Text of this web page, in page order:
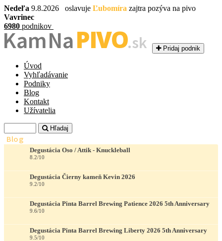
Nedeľa 9.8.2026 oslavuje Ľubomíra zajtra pozýva na pivo
Vavrinec
6980 podnikov
Kam NaPIVO.sk Pridaj podnik
Úvod
Vyhľadávanie
Podniky
Blog
Kontakt
Užívatelia
Hľadaj
Blog
Degustácia Oso / Attik - Knuckleball
8.2/10
Degustácia Čierny kameň Kevin 2026
9.2/10
Degustácia Pinta Barrel Brewing Patience 2026 5th Anniversary
9.6/10
Degustácia Pinta Barrel Brewing Liberty 2026 5th Anniversary
9.5/10